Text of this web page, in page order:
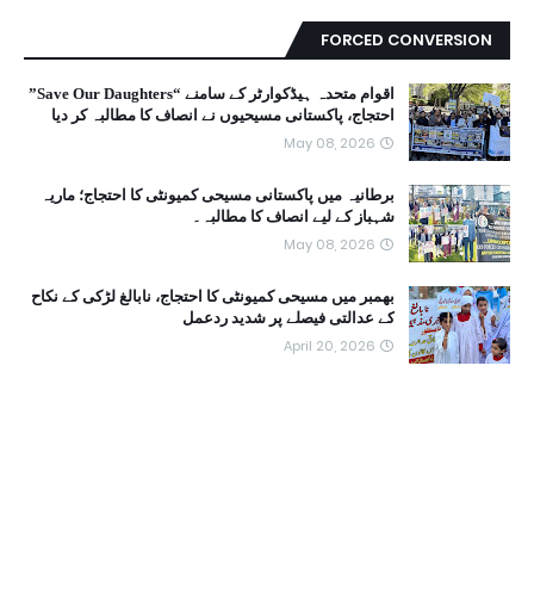
FORCED CONVERSION
اقوام متحدہ ہیڈکوارٹر کے سامنے “Save Our Daughters”
احتجاج، پاکستانی مسیحیوں نے انصاف کا مطالبہ کر دیا
May 08, 2026
برطانیہ میں پاکستانی مسیحی کمیونٹی کا احتجاج؛ ماریہ
شہباز کے لیے انصاف کا مطالبہ۔
May 08, 2026
بھمبر میں مسیحی کمیونٹی کا احتجاج، نابالغ لڑکی کے نکاح
کے عدالتی فیصلے پر شدید ردعمل
April 20, 2026